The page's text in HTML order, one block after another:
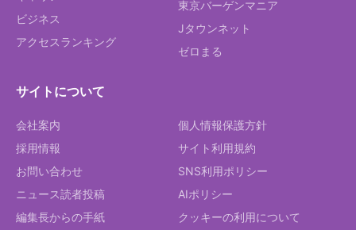
ビジネス
アクセスランキング
東京バーゲンマニア
Jタウンネット
ゼロまる
サイトについて
会社案内
採用情報
お問い合わせ
ニュース読者投稿
編集長からの手紙
個人情報保護方針
サイト利用規約
SNS利用ポリシー
AIポリシー
クッキーの利用について